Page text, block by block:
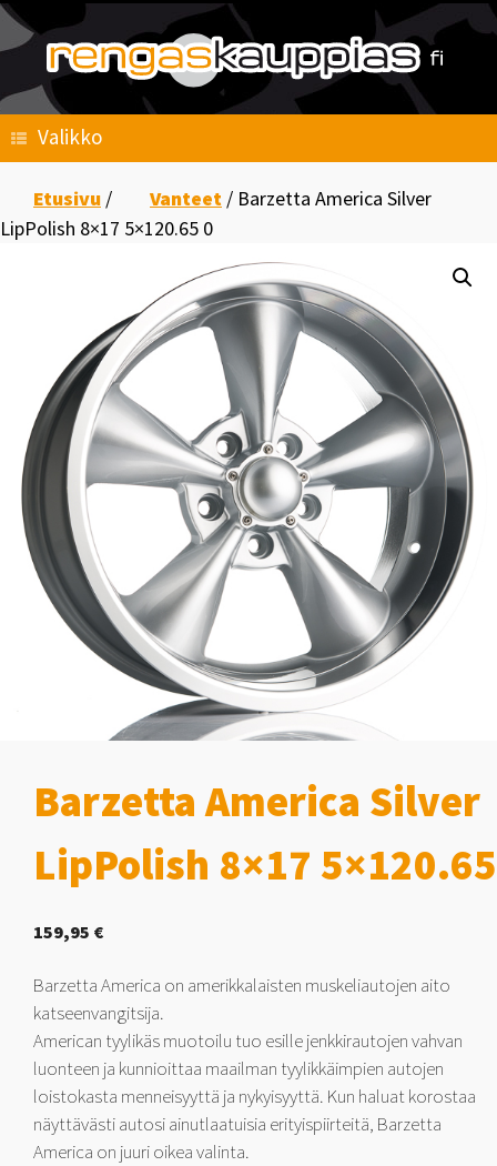
Skip
content
Valikko
Etusivu / Vanteet / Barzetta America Silver
LipPolish 8×17 5×120.65 0
Barzetta America Silver
LipPolish 8×17
159,95 €
Barzetta America on amerikkalaisten muskeliautojen aito
katseenvangitsija.
American tyylikäs muotoilu tuo esille jenkkirautojen vahvan
luonteen ja kunnioittaa maailman tyylikkäimpien autojen
loistokasta menneisyyttä ja nykyisyyttä. Kun haluat korostaa
näyttävästi autosi ainutlaatuisia erityispiirteitä, Barzetta
America on juuri oikea valinta.